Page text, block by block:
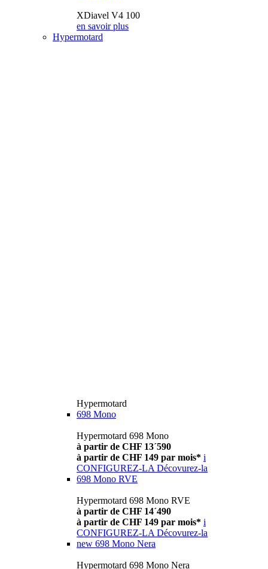
XDiavel V4 100
en savoir plus
Hypermotard
Hypermotard
698 Mono
Hypermotard 698 Mono
à partir de CHF 13´590
à partir de CHF 149 par mois* i
CONFIGUREZ-LA Décovurez-la
698 Mono RVE
Hypermotard 698 Mono RVE
à partir de CHF 14´490
à partir de CHF 149 par mois* i
CONFIGUREZ-LA Décovurez-la
new 698 Mono Nera
Hypermotard 698 Mono Nera